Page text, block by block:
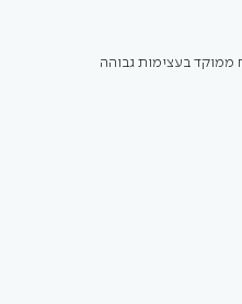
ממוקד בעצימות גבוהה